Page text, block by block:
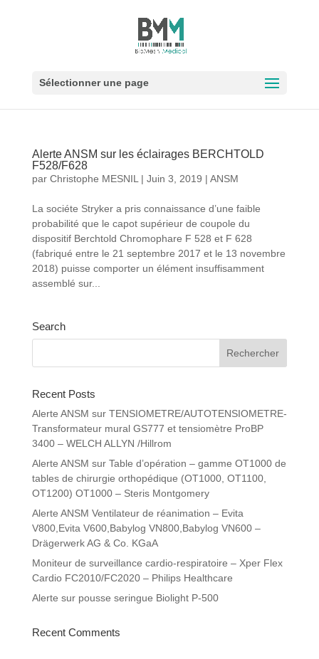
Sélectionner une page
Alerte ANSM sur les éclairages BERCHTOLD
F528/F628
par Christophe MESNIL | Juin 3, 2019 | ANSM
La sociéte Stryker a pris connaissance d’une faible
probabilité que le capot supérieur de coupole du
dispositif Berchtold Chromophare F 528 et F 628
(fabriqué entre le 21 septembre 2017 et le 13 novembre
2018) puisse comporter un élément insuffisamment
assemblé sur...
Search
Recent Posts
Alerte ANSM sur TENSIOMETRE/AUTOTENSIOMETRE-
Transformateur mural GS777 et tensiomètre ProBP
3400 – WELCH ALLYN /Hillrom
Alerte ANSM sur Table d’opération – gamme OT1000 de
tables de chirurgie orthopédique (OT1000, OT1100,
OT1200) OT1000 – Steris Montgomery
Alerte ANSM Ventilateur de réanimation – Evita
V800,Evita V600,Babylog VN800,Babylog VN600 –
Drägerwerk AG & Co. KGaA
Moniteur de surveillance cardio-respiratoire – Xper Flex
Cardio FC2010/FC2020 – Philips Healthcare
Alerte sur pousse seringue Biolight P-500
Recent Comments